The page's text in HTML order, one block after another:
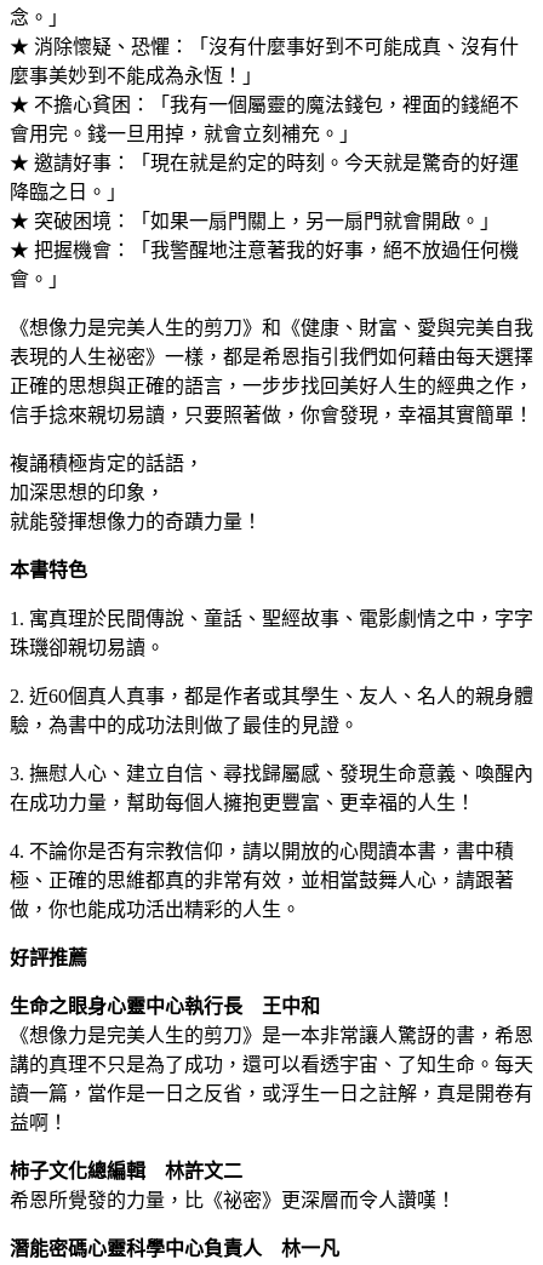
念。」
★ 消除懷疑、恐懼：「沒有什麼事好到不可能成真、沒有什
麼事美妙到不能成為永恆！」
★ 不擔心貧困：「我有一個屬靈的魔法錢包，裡面的錢絕不
會用完。錢一旦用掉，就會立刻補充。」
★ 邀請好事：「現在就是約定的時刻。今天就是驚奇的好運
降臨之日。」
★ 突破困境：「如果一扇門關上，另一扇門就會開啟。」
★ 把握機會：「我警醒地注意著我的好事，絕不放過任何機
會。」
《想像力是完美人生的剪刀》和《健康、財富、愛與完美自我
表現的人生祕密》一樣，都是希恩指引我們如何藉由每天選擇
正確的思想與正確的語言，一步步找回美好人生的經典之作，
信手捻來親切易讀，只要照著做，你會發現，幸福其實簡單！
複誦積極肯定的話語，
加深思想的印象，
就能發揮想像力的奇蹟力量！
本書特色
1. 寓真理於民間傳說、童話、聖經故事、電影劇情之中，字字
珠璣卻親切易讀。
2. 近60個真人真事，都是作者或其學生、友人、名人的親身體
驗，為書中的成功法則做了最佳的見證。
3. 撫慰人心、建立自信、尋找歸屬感、發現生命意義、喚醒內
在成功力量，幫助每個人擁抱更豐富、更幸福的人生！
4. 不論你是否有宗教信仰，請以開放的心閱讀本書，書中積
極、正確的思維都真的非常有效，並相當鼓舞人心，請跟著
做，你也能成功活出精彩的人生。
好評推薦
生命之眼身心靈中心執行長 王中和
《想像力是完美人生的剪刀》是一本非常讓人驚訝的書，希恩
講的真理不只是為了成功，還可以看透宇宙、了知生命。每天
讀一篇，當作是一日之反省，或浮生一日之註解，真是開卷有
益啊！
柿子文化總編輯 林許文二
希恩所覺發的力量，比《祕密》更深層而令人讚嘆！
潛能密碼心靈科學中心負責人 林一凡